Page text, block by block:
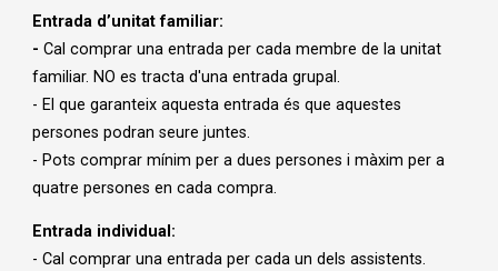
Entrada d’unitat familiar:
- Cal comprar una entrada per cada membre de la unitat
familiar. NO es tracta d'una entrada grupal.
- El que garanteix aquesta entrada és que aquestes
persones podran seure juntes.
- Pots comprar mínim per a dues persones i màxim per a
quatre persones en cada compra.
Entrada individual:
- Cal comprar una entrada per cada un dels assistents.